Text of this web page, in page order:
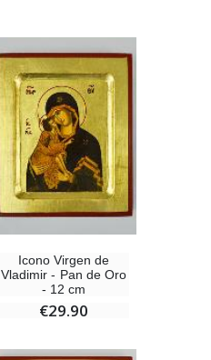
Icono Virgen de
Vladimir - Pan de Oro
- 12 cm
€29.90